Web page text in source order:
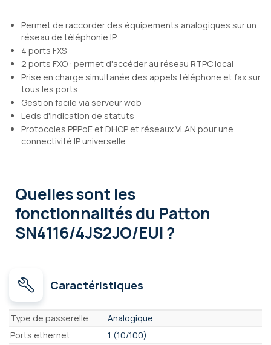
Permet de raccorder des équipements analogiques sur un
réseau de téléphonie IP
4 ports FXS
2 ports FXO : permet d'accéder au réseau RTPC local
Prise en charge simultanée des appels téléphone et fax sur
tous les ports
Gestion facile via serveur web
Leds d'indication de statuts
Protocoles PPPoE et DHCP et réseaux VLAN pour une
connectivité IP universelle
Quelles sont les
fonctionnalitésdu Patton
SN4116/4JS2JO/EUI ?
Caractéristiques
Caractéristiques
Type de passerelle
Analogique
Ports ethernet
1 (10/100)